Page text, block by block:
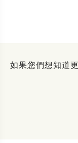
如果您們想知道